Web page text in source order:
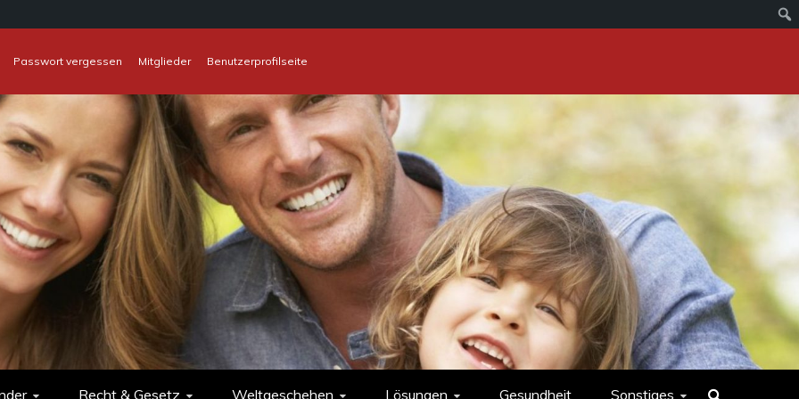
Passwort vergessen Mitglieder
Benutzerprofilseite
Recht & Gesetz Weltgeschehen Lösungen Gesundheit Sonstiges